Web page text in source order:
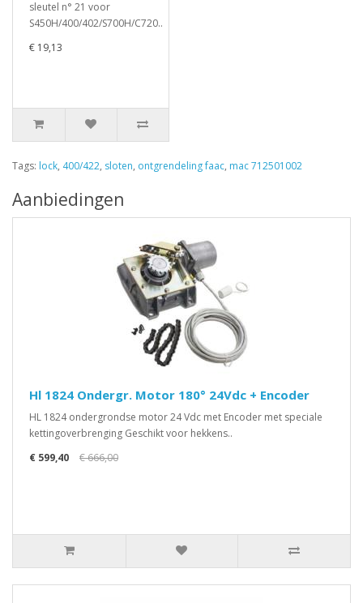
sleutel n° 21 voor
S450H/400/402/S700H/C720..
€ 19,13
Tags: lock, 400/422, sloten, ontgrendeling faac, mac 712501002
Aanbiedingen
Hl 1824 Ondergr. Motor 180° 24Vdc + Encoder
HL 1824 ondergrondse motor 24 Vdc met Encoder met speciale
kettingoverbrenging Geschikt voor hekkens..
€ 599,40
€ 666,00